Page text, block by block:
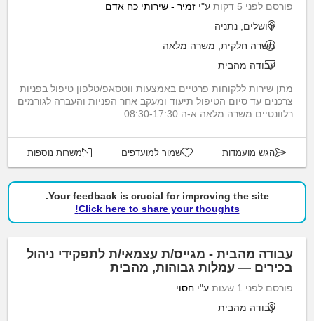
פורסם לפני 5 דקות ע"י זמיר - שירותי כח אדם
ירושלים, נתניה
משרה חלקית, משרה מלאה
עבודה מהבית
מתן שירות ללקוחות פרטיים באמצעות ווטסאפ/טלפון טיפול בפניות
צרכנים עד סיום הטיפול תיעוד ומעקב אחר הפניות והעברה לגורמים
רלוונטיים משרה מלאה א-ה 08:30-17:30 ...
הגש מועמדות שמור למועדפים משרות נוספות
Your feedback is crucial for improving the site.
Click here to share your thoughts!
עבודה מהבית - מגייס/ת עצמאי/ת לתפקידי ניהול
בכירים — עמלות גבוהות, מהבית
פורסם לפני 1 שעות ע"י חסוי
עבודה מהבית